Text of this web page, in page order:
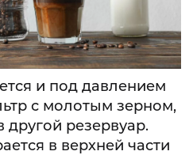
и под давлением
с молотым зерном,
другой резервуар.
в верхней части